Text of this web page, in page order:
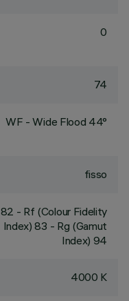
0
74
WF - Wide Flood 44°
fisso
82 - Rf (Colour Fidelity
Index) 83 - Rg (Gamut
Index) 94
4000 K